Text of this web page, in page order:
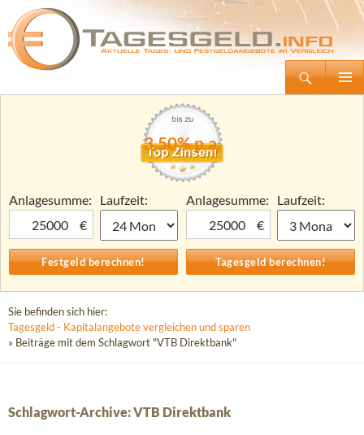
Tagesgeld.info – Tagesgeldkonten vergleichen und Tagesgeld-Zinsen berechnen
Zum
3,50% p.a.
Anlagesumme:
€
Laufzeit:
Anlagesumme:
€
Laufzeit:
Sie befinden sich hier:
Tagesgeld - Kapitalangebote vergleichen und sparen
» Beiträge mit dem Schlagwort "VTB Direktbank"
Schlagwort-Archive: VTB Direktbank